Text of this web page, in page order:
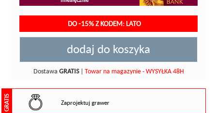
DO -15% Z KODEM: LATO
dodaj do koszyka
Dostawa GRATIS| Towar na magazynie - WYSYŁKA 48H
GRATIS Zaprojektuj grawer